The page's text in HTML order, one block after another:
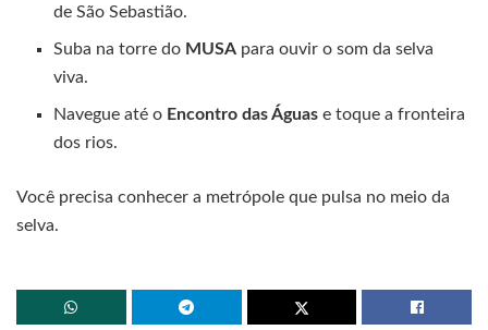
de São Sebastião.
Suba na torre do MUSA para ouvir o som da selva
viva.
Navegue até o Encontro das Águas e toque a fronteira
dos rios.
Você precisa conhecer a metrópole que pulsa no meio da
selva.